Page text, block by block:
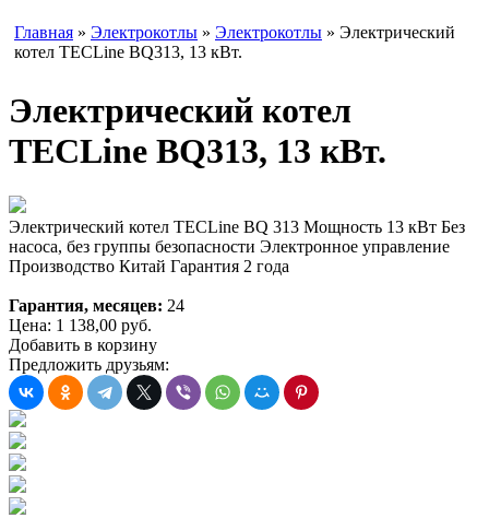
Главная » Электрокотлы » Электрокотлы » Электрический
котел TECLine BQ313, 13 кВт.
Электрический котел
TECLine BQ313, 13 кВт.
Электрический котел TECLine BQ 313 Мощность 13 кВт Без
насоса, без группы безопасности Электронное управление
Производство Китай Гарантия 2 года
Гарантия, месяцев: 24
Цена: 1 138,00 руб.
Добавить в корзину
Предложить друзьям: